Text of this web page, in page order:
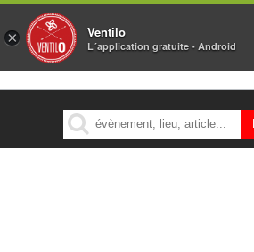
MENU
× Ventilo
L´application gratuite - Android